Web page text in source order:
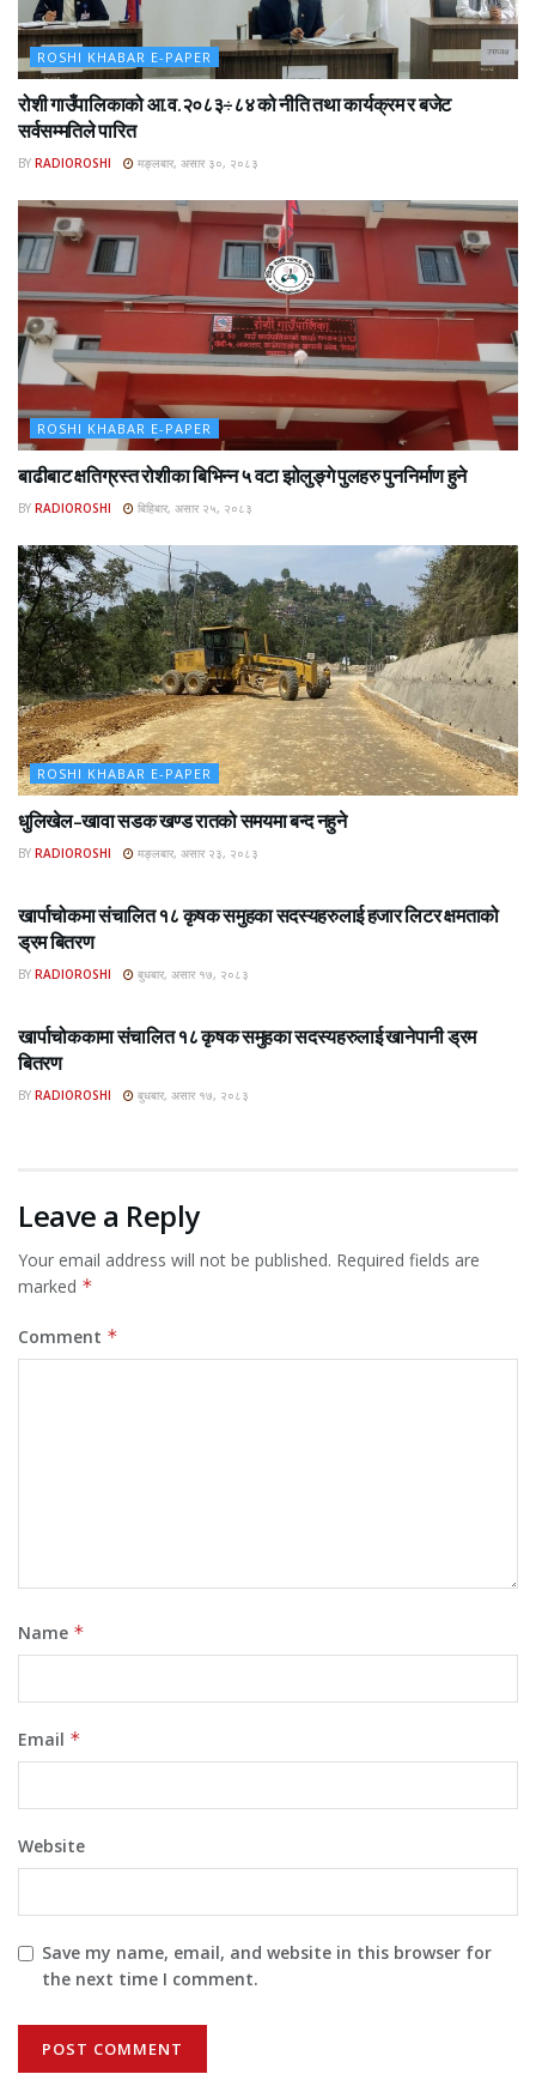
ROSHI KHABAR E-PAPER
रोशी गाउँपालिकाको आ.व.२०८३÷८४ को नीति तथा कार्यक्रम र बजेट
सर्वसम्मतिले पारित
BY RADIOROSHI मङ्लबार, असार ३०, २०८३
ROSHI KHABAR E-PAPER
बाढीबाट क्षतिग्रस्त रोशीका बिभिन्न ५ वटा झोलुङ्गे पुलहरु पुननिर्माण हुने
BY RADIOROSHI बिहिबार, असार २५, २०८३
ROSHI KHABAR E-PAPER
धुलिखेल–खावा सडक खण्ड रातको समयमा बन्द नहुने
BY RADIOROSHI मङ्लबार, असार २३, २०८३
खार्पाचोकमा संचालित १८ कृषक समुहका सदस्यहरुलाई हजार लिटर क्षमताको
ड्रम बितरण
BY RADIOROSHI बुधबार, असार १७, २०८३
खार्पाचोककामा संचालित १८ कृषक समुहका सदस्यहरुलाई खानेपानी ड्रम
बितरण
BY RADIOROSHI बुधबार, असार १७, २०८३
Leave a Reply
Your email address will not be published. Required fields are
marked *
Comment *
Name *
Email *
Website
Save my name, email, and website in this browser for
the next time I comment.